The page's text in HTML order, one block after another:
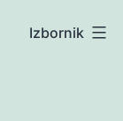
Izbornik